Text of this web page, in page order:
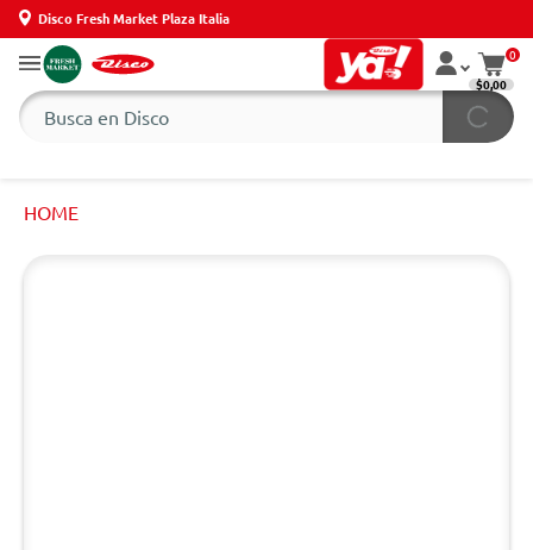
Disco Fresh Market Plaza Italia
0
$0,00
HOME